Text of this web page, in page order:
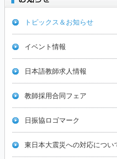
トピックス＆お知らせ
イベント情報
日本語教師求人情報
教師採用合同フェア
日振協ロゴマーク
東日本大震災への対応につい